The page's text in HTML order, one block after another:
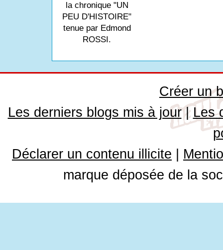
la chronique "UN
PEU D'HISTOIRE"
tenue par Edmond
ROSSI.
Créer un
Les derniers blogs mis à jour| Les
Déclarer un contenu illicite
marque déposée de la